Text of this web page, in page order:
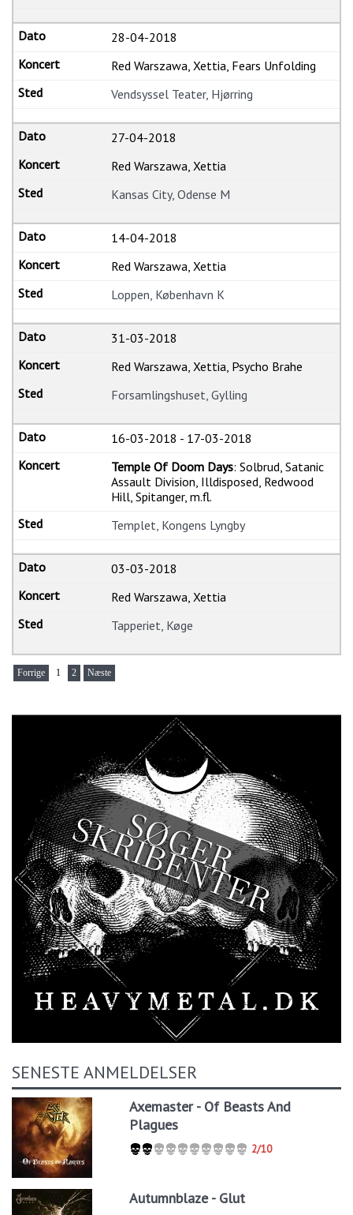
28-04-2018
Red Warszawa, Xettia, Fears Unfolding
Vendsyssel Teater, Hjørring
27-04-2018
Red Warszawa, Xettia
Kansas City, Odense M
14-04-2018
Red Warszawa, Xettia
Loppen, København K
31-03-2018
Red Warszawa, Xettia, Psycho Brahe
Forsamlingshuset, Gylling
16-03-2018 - 17-03-2018
Temple Of Doom Days: Solbrud, Satanic
Assault Division, Illdisposed, Redwood
Hill, Spitanger, m.fl.
Templet, Kongens Lyngby
03-03-2018
Red Warszawa, Xettia
Tapperiet, Køge
Forrige 1 2 Næste
SENESTE ANMELDELSER
Axemaster - Of Beasts And
Plagues
2/10
Autumnblaze - Glut